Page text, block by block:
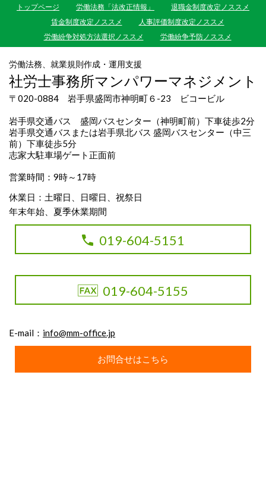
トップページ 労働法務「法改正情報」
退職金制度改定ノススメ
賃金制度改定ノススメ
人事評価制度改定ノススメ
労働紛争対処方法選択ノススメ
労働紛争予防ノススメ
労働法務、就業規則作成・運用支援
社労士事務所マンパワーマネジメント
〒020-0884 岩手県盛岡市神明町６-23 ビコービル
岩手県交通バス 盛岡バスセンター（神明町前）下車徒歩2分
岩手県交通バスまたは岩手県北バス 盛岡バスセンター（中三
前）下車徒歩5分
志家大駐車場ゲート正面前
営業時間：9時～17時
休業日：土曜日、日曜日、祝祭日
年末年始、夏季休業期間
019-604-5151
019-604-5155
E-mail： info@mm-office.jp
お問合せはこちら